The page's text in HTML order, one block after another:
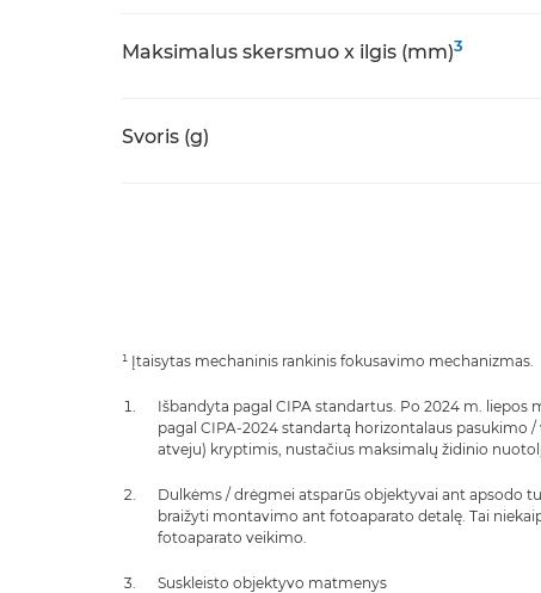
Maksimalus skersmuo x ilgis (mm)3
Svoris (g)
¹ Įtaisytas mechaninis rankinis fokusavimo mechanizmas.
Išbandyta pagal CIPA standartus. Po 2024 m. liepos
pagal CIPA-2024 standartą horizontalaus pasukimo
atveju) kryptimis, nustačius maksimalų židinio
Dulkėms / drėgmei atsparūs objektyvai ant apsodo
braižyti montavimo ant fotoaparato detalę. Tai
fotoaparato veikimo.
Suskleisto objektyvo matmenys